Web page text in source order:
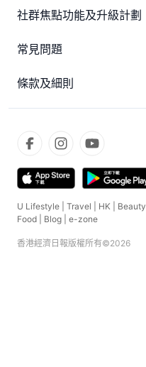
社群焦點功能及升級計劃
常見問題
條款及細則
U Lifestyle Travel HK Beauty
Food
Blog e-zone
香港經濟日報版權所有©2026